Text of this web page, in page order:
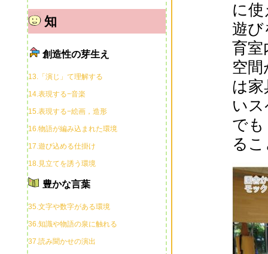
知
創造性の芽生え
13.「演じ」て理解する
14.表現する−音楽
15.表現する−絵画，造形
16.物語が編み込まれた環境
17.遊び込める仕掛け
18.見立てを誘う環境
豊かな言葉
35.文字や数字がある環境
36.知識や物語の泉に触れる
37.読み聞かせの演出
に
遊び
育室
空
は
い
で
る